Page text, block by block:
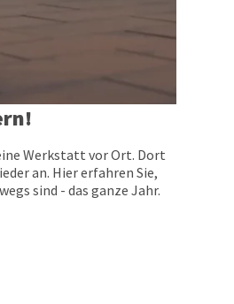
Werkstatt vor Ort. Dort
an. Hier erfahren Sie,
sind - das ganze Jahr.